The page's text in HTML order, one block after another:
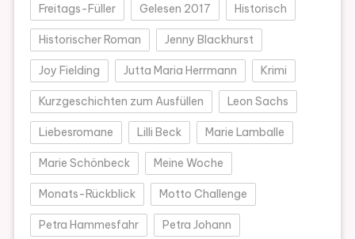
Freitags-Füller Gelesen 2017 Historisch
Historischer Roman Jenny Blackhurst
Joy Fielding Jutta Maria Herrmann Krimi
Kurzgeschichten zum Ausfüllen Leon Sachs
Liebesromane Lilli Beck Marie Lamballe
Marie Schönbeck Meine Woche
Monats-Rückblick Motto Challenge
Petra Hammesfahr Petra Johann